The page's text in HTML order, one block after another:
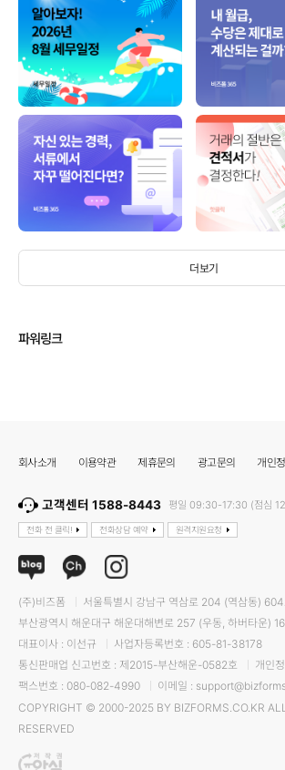
더보기
파워링크
회사소개 이용약관 제휴문의 광고문의 개인
고객센터 1588-8443 평일 09:30-17:30 (점심
전화 전 클릭! 전화상담 예약 원격지원요청
(주)비즈폼
서울특별시 강남구 역삼로 204 (역삼동)
부산광역시 해운대구 해운대해변로 257 (우동, 하버타운)
대표이사 : 이선규
사업자등록번호 : 605-81-38178
통신판매업 신고번호 : 제2015-부산해운-0582호
개인
팩스번호 : 080-082-4990
이메일 :
COPYRIGHT © 2000-2025 BY BIZFORMS.CO.KR
RESERVED